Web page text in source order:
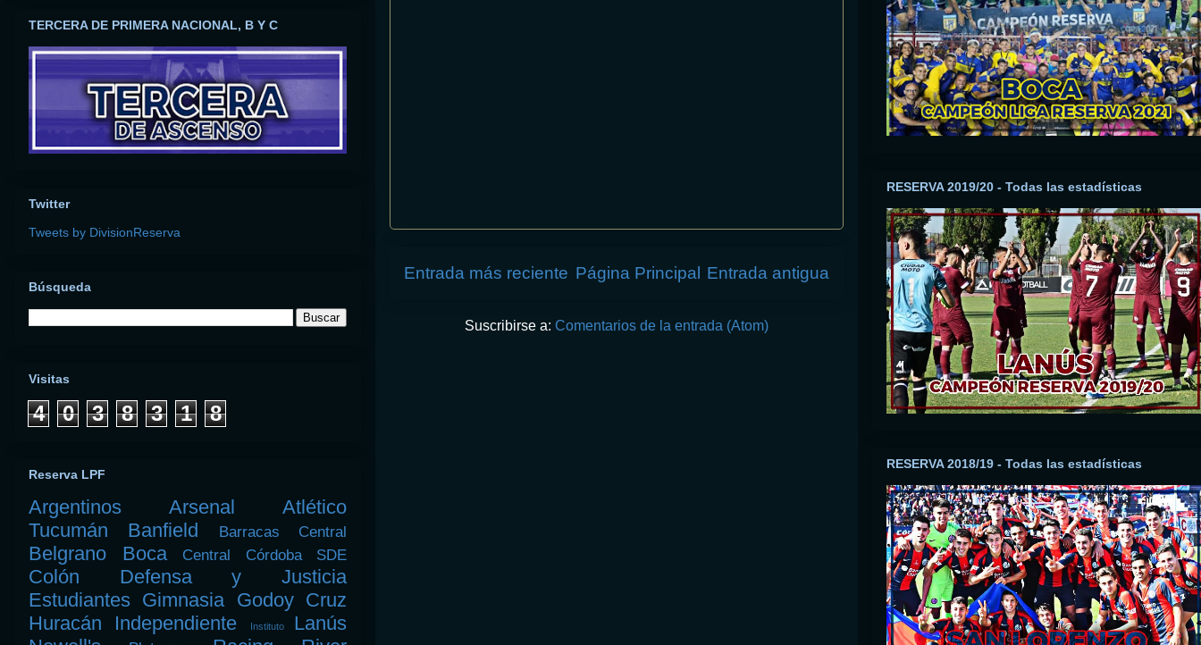
Entrada más reciente Entrada antigua
Página Principal
Suscribirse a: Comentarios de la entrada (Atom)
TERCERA DE PRIMERA NACIONAL, B Y C
Twitter
Tweets by DivisionReserva
Búsqueda
Visitas
4 0 3 8 3 1 8
Reserva LPF
Argentinos Arsenal
Atlético
Tucumán
Banfield Barracas Central
Belgrano Boca Central Córdoba SDE
Colón
Defensa y Justicia
Estudiantes Gimnasia Godoy Cruz
Huracán
Independiente Instituto
Lanús
RESERVA 2019/20 - Todas las estadísticas
RESERVA 2018/19 - Todas las estadísticas